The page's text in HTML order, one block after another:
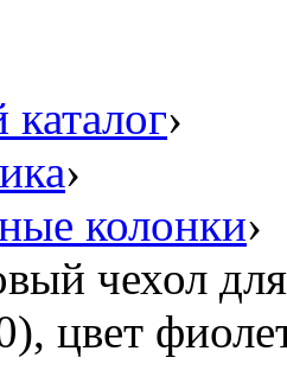
›
›
колонки›
чехол
цвет